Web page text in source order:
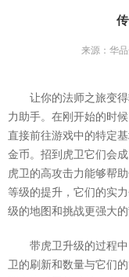
来源：华
让你的法师之旅变
力助手。在刚开始的时
直接前往游戏中的特定
金币。招到虎卫它们会
虎卫的高攻击力能够帮
等级的提升，它们的实
级的地图和挑战更强大的
带虎卫升级的过程
卫的刷新和数量与它们